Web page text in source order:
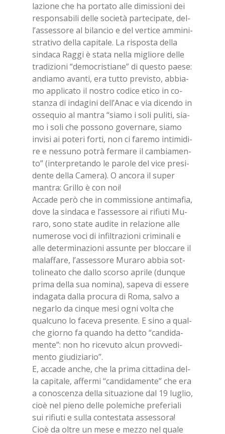
la­zio­ne che ha por­ta­to alle di­mis­sio­ni dei
re­spon­sa­bi­li del­le so­cie­tà par­te­ci­pa­te, del­
l’as­ses­so­re al bi­lan­cio e del ver­ti­ce am­mi­ni­
stra­ti­vo del­la ca­pi­ta­le. La ri­spo­sta del­la
sin­da­ca Rag­gi è sta­ta nel­la mi­glio­re del­le
tra­di­zio­ni “de­mo­cri­stia­ne” di que­sto pae­se:
an­dia­mo avan­ti, era tut­to pre­vi­sto, ab­bia­
mo ap­pli­ca­to il no­stro co­di­ce eti­co in co­
stan­za di in­da­gi­ni del­l’A­nac e via di­cen­do in
os­se­quio al man­tra “sia­mo i soli pu­li­ti, sia­
mo i soli che pos­so­no go­ver­na­re, sia­mo
in­vi­si ai po­te­ri for­ti, non ci fa­re­mo in­ti­mi­di­
re e nes­su­no po­trà fer­ma­re il cam­bia­men­
to” (in­ter­pre­tan­do le pa­ro­le del vice pre­si­
den­te del­la Ca­me­ra). O an­co­ra il su­per
man­tra: Gril­lo è con noi!
Ac­ca­de però che in com­mis­sio­ne an­ti­ma­fia,
dove la sin­da­ca e l’as­ses­so­re ai ri­fiu­ti Mu­
ra­ro, sono sta­te au­di­te in re­la­zio­ne alle
nu­me­ro­se voci di in­fil­tra­zio­ni cri­mi­na­li e
alle de­ter­mi­na­zio­ni as­sun­te per bloc­ca­re il
ma­laf­fa­re, l’as­ses­so­re Mu­ra­ro ab­bia sot­
to­li­nea­to che dal­lo scor­so apri­le (dun­que
pri­ma del­la sua no­mi­na), sa­pe­va di es­se­re
in­da­ga­ta dal­la pro­cu­ra di Roma, sal­vo a
ne­gar­lo da cin­que mesi ogni vol­ta che
qual­cu­no lo fa­ce­va pre­sen­te. E sino a qual­
che gior­no fa quan­do ha det­to “can­di­da­
men­te”: non ho ri­ce­vu­to al­cun prov­ve­di­
men­to giu­di­zia­rio”.
E, ac­ca­de an­che, che la pri­ma cit­ta­di­na del­
la ca­pi­ta­le, af­fer­mi “can­di­da­men­te” che era
a co­no­scen­za del­la si­tua­zio­ne dal 19 lu­glio,
cioè nel pie­no del­le po­le­mi­che pre­fe­ria­li
sui ri­fiu­ti e sul­la con­te­sta­ta as­ses­so­ra!
Cioè da ol­tre un mese e mez­zo nel qua­le